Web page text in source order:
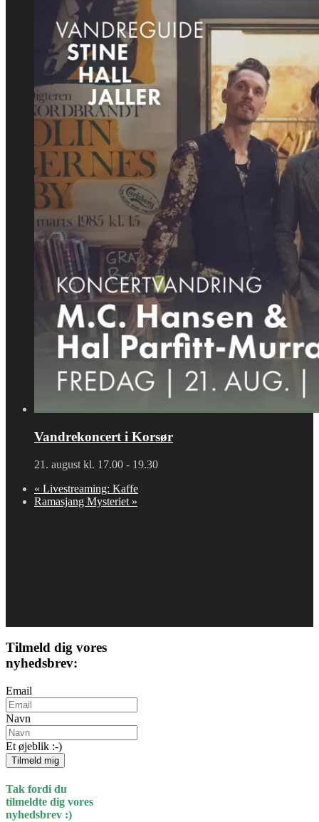
Vandrekoncert i Korsør
21. august kl. 17.00 - 19.30
« Livestreaming: Kaffe
Ramasjang Mysteriet »
Tilmeld dig vores
nyhedsbrev:
Email
Navn
Et øjeblik :-)
Tilmeld mig
Tak fordi du
tilmeldte dig vores
nyhedsbrev :)